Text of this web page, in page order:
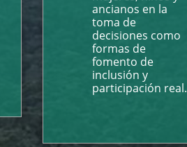
ancianos en la
toma de
decisiones como
formas de
fomento de
inclusión y
participación real.